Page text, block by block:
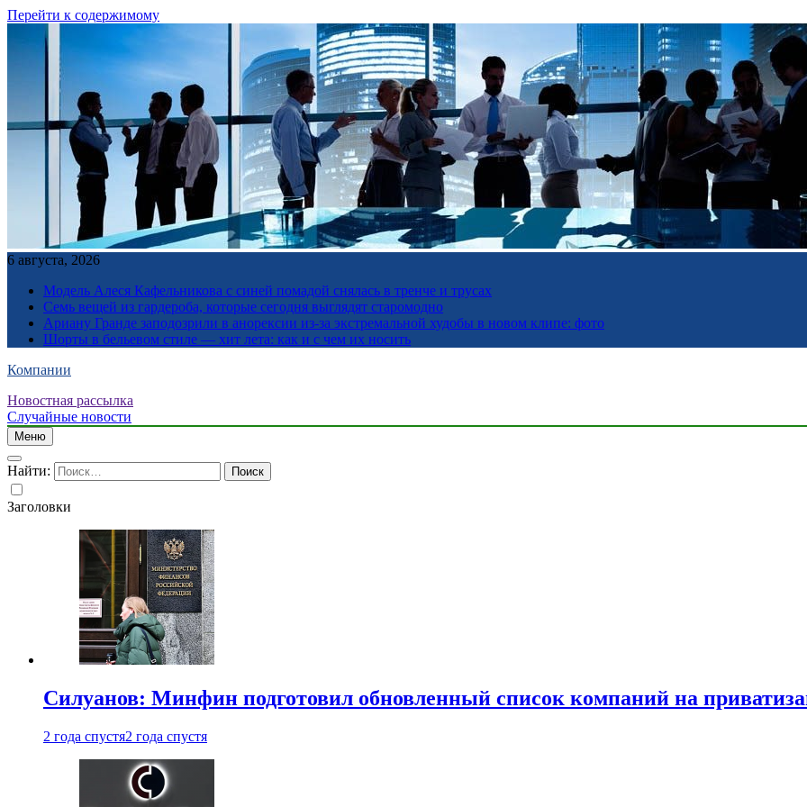
Перейти к содержимому
6 августа, 2026
Модель Алеся Кафельникова с синей помадой снялась в тренче и трусах
Семь вещей из гардероба, которые сегодня выглядят старомодно
Ариану Гранде заподозрили в анорексии из-за экстремальной худобы в новом клипе: фото
Шорты в бельевом стиле — хит лета: как и с чем их носить
Компании
Новостная рассылка
Случайные новости
Меню
Найти:
Заголовки
Силуанов: Минфин подготовил обновленный список компаний на
2 года спустя2 года спустя